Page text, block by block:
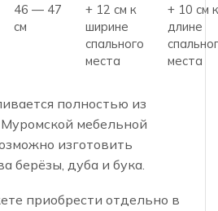
46 — 47
см
+ 12 см к
ширине
спального
места
+ 10 см
длине
места
полностью из
мебельной
изготовить
берёзы, дуба и бука.
приобрести отдельно в